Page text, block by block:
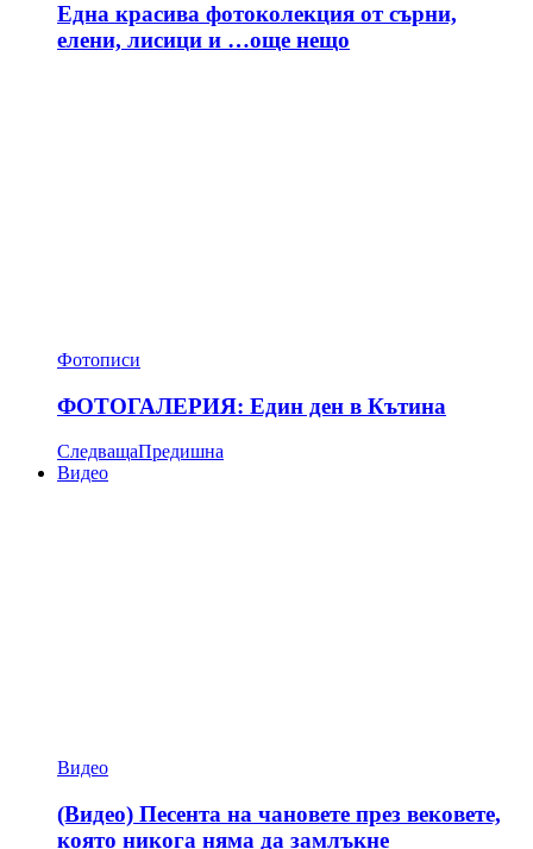
Една красива фотоколекция от сърни,
елени, лисици и …още нещо
Фотописи
ФОТОГАЛЕРИЯ: Един ден в Кътина
СледващаПредишна
Видео
Видео
(Видео) Песента на чановете през вековете,
която никога няма да замлъкне